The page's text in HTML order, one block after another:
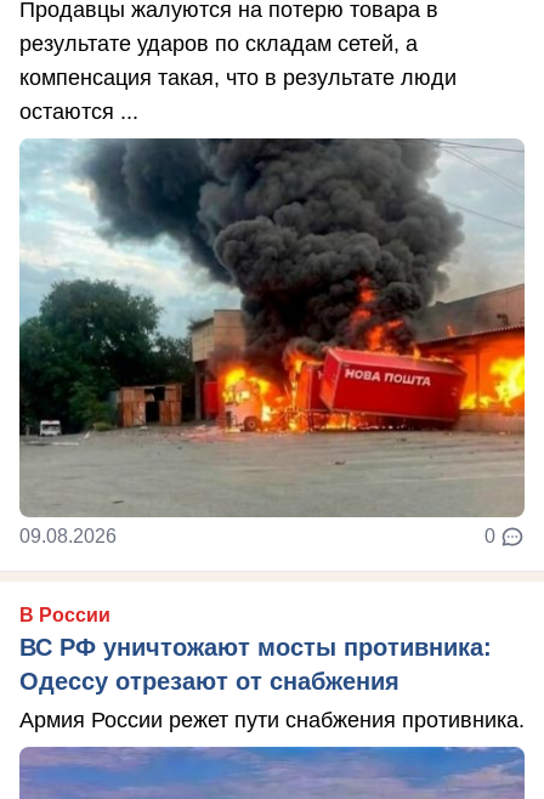
Продавцы жалуются на потерю товара в
результате ударов по складам сетей, а
компенсация такая, что в результате люди
остаются ...
09.08.2026 0
В России
ВС РФ уничтожают мосты противника:
Одессу отрезают от снабжения
Армия России режет пути снабжения противника.